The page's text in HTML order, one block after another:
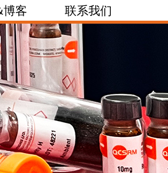
客 联系我们